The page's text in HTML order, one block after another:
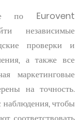
по Eurovent
независимые
проверки и
а также все
маркетинговые
на точность.
наблюдения, чтобы